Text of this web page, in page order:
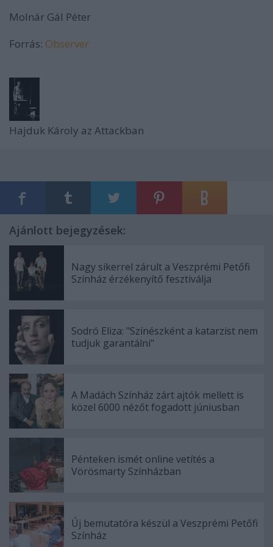
Molnár Gál Péter
Forrás: Observer
Hajduk Károly az Attackban
Ajánlott bejegyzések:
Nagy sikerrel zárult a Veszprémi Petőfi
Színház érzékenyítő fesztiválja
Sodró Eliza: "Színészként a katarzist nem
tudjuk garantálni"
A Madách Színház zárt ajtók mellett is
közel 6000 nézőt fogadott júniusban
Pénteken ismét online vetítés a
Vörösmarty Színházban
Új bemutatóra készül a Veszprémi Petőfi
Színház